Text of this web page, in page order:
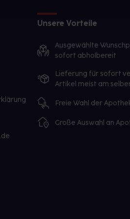
Unsere Vorteile
Ausgewählte
sofort abholbereit
Lieferung für sofort
Artikel meist am
Freie Wahl der
Große Auswahl an